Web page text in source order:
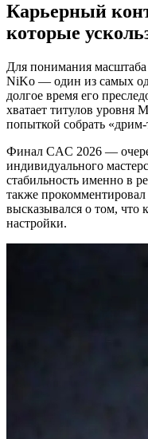
Карьерный
которые
Для понимания масштаба
NiKo — один из самых
долгое время его
хватает титулов уровня
попыткой собрать
Финал CAC 2026 —
индивидуального
стабильность именно в
также
высказывался о том, что
настройки.